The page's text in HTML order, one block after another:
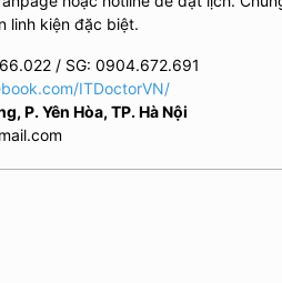
linh kiện đặc biệt.
/ SG: 0904.672.691
ITDoctorVN/
P. Yên Hòa, TP. Hà Nội